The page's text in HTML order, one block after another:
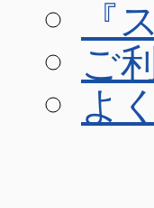
『
ご
よ